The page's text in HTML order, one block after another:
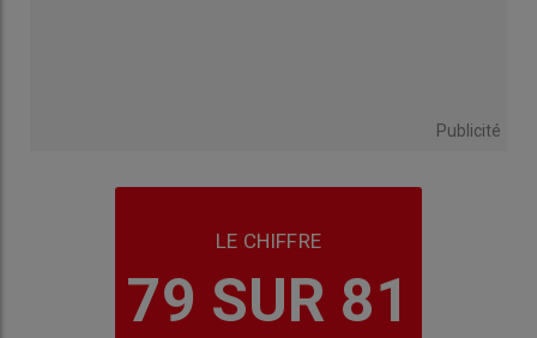
Publicité
LE CHIFFRE
79 SUR 81